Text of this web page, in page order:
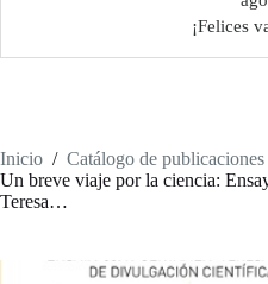
¡Felices
Inicio / Catálogo de
Un breve viaje por la ciencia:
Teresa…